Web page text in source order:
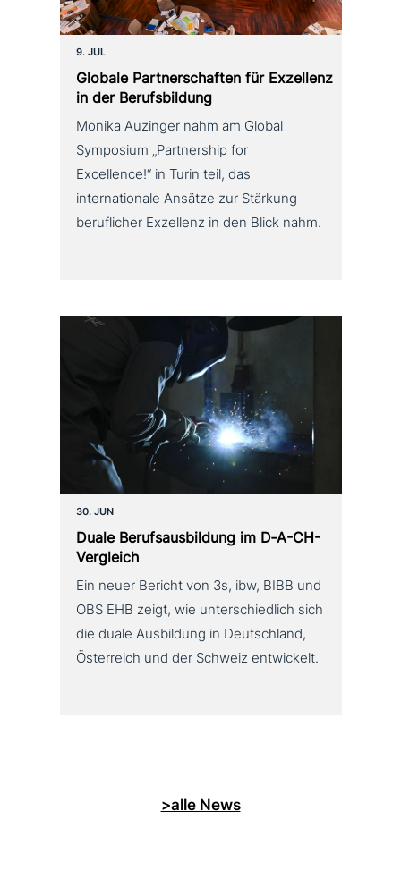
9. JUL
Globale Partnerschaften für Exzellenz
in der Berufsbildung
Monika Auzinger nahm am Global
Symposium „Partnership for
Excellence!“ in Turin teil, das
internationale Ansätze zur Stärkung
beruflicher Exzellenz in den Blick nahm.
30. JUN
Duale Berufsausbildung im D‑A-CH-
Vergleich
Ein neuer Bericht von 3s, ibw, BIBB und
OBS EHB zeigt, wie unterschiedlich sich
die duale Ausbildung in Deutschland,
Österreich und der Schweiz entwickelt.
>alle News